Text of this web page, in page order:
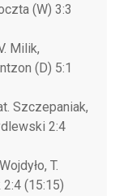
(W) 3:3
Milik,
(D) 5:1
Szczepaniak,
2:4
T.
(15:15)